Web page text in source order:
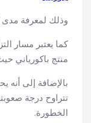
وذلك لمعرفة مدى
منتج باكورياني
بالإضافة إلى أنه
تتراوح درجة
الخطورة.